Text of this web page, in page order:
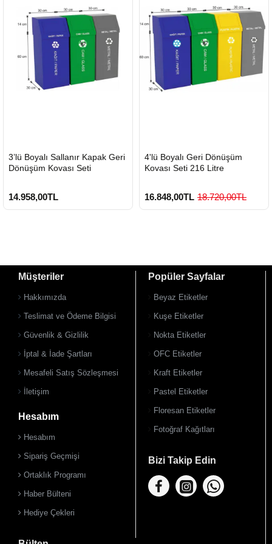
GÖNDERİ
3’lü Boyalı Sallanır Kapak Geri
Dönüşüm Kovası Seti
14.958,00TL
GÖNDERİ
4'lü Boyalı Geri Dönüşüm
Kovası Seti 216 Litre
16.848,00TL 18.720,00TL
Müşteriler
Hakkımızda
Teslimat ve Ödeme Bilgisi
Güvenlik & Gizlilik
İptal & İade Şartları
Mesafeli Satış Sözleşmesi
İletişim
Hesabım
Hesabım
Sipariş Geçmişi
Ortaklık Programı
Haber Bülteni
Hediye Çekleri
Popüler Sayfalar
Beyaz Etiketler
Kuşe Etiketler
Nokta Etiketler
OFC Etiketler
Kraft Etiketler
Pastel Etiketler
Floresan Etiketler
Fotoğraf Kağıtları
Bizi Takip Edin